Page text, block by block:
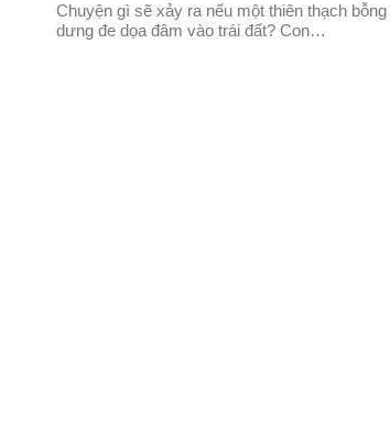
Chuyện gì sẽ xảy ra nếu một thiên thạch bỗng
dưng đe dọa đâm vào trái đất? Con…